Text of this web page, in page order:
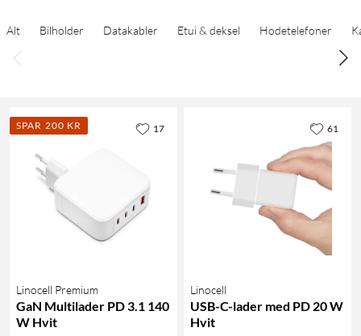
Alt Bilholder Datakabler Etui & deksel Hodetelefoner
SPAR 200 KR
Linocell Premium
GaN Multilader PD 3.1 140
W Hvit
17
Linocell
USB-C-lader med PD 20 W
Hvit
61